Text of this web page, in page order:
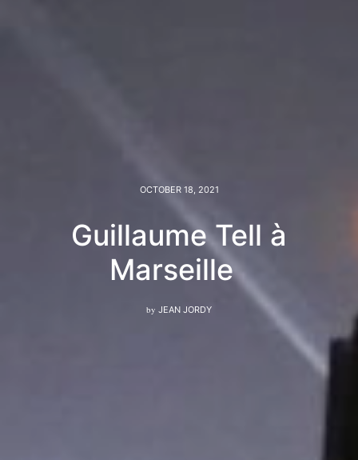
OCTOBER 18, 2021
Guillaume Tell à
Marseille
by JEAN JORDY